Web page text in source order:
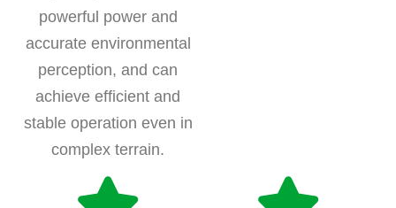
powerful power and
accurate environmental
perception, and can
achieve efficient and
stable operation even in
complex terrain.